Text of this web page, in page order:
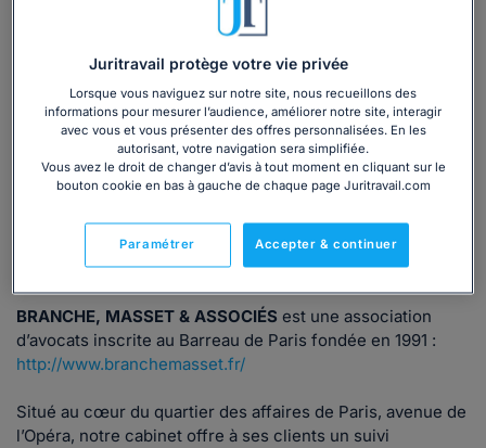
Consulter immédiatement
ou appelez le01 75 75 42 33(8h à 21h du lundi au
vendredi)
Vous êtes avocat ?
Présentation
BRANCHE, MASSET & ASSOCIÉS est une association
d’avocats inscrite au Barreau de Paris fondée en 1991 :
http://www.branchemasset.fr/
Situé au cœur du quartier des affaires de Paris, avenue de
l’Opéra, notre cabinet offre à ses clients un suivi
Juritravail protège votre vie privée
Lorsque vous naviguez sur notre site, nous recueillons des
informations pour mesurer l’audience, améliorer notre site, interagir
avec vous et vous présenter des offres personnalisées. En les
autorisant, votre navigation sera simplifiée.
Vous avez le droit de changer d’avis à tout moment en cliquant sur le
bouton cookie en bas à gauche de chaque page Juritravail.com
Accepter & continuer
Paramétrer